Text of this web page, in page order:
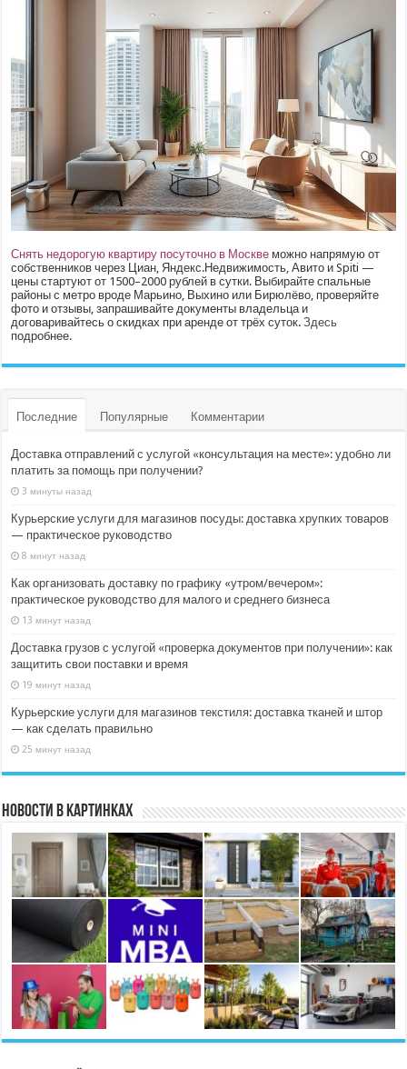
Снять недорогую квартиру посуточно в Москве можно напрямую от
собственников через Циан, Яндекс.Недвижимость, Авито и Spiti —
цены стартуют от 1500–2000 рублей в сутки. Выбирайте спальные
районы с метро вроде Марьино, Выхино или Бирюлёво, проверяйте
фото и отзывы, запрашивайте документы владельца и
договаривайтесь о скидках при аренде от трёх суток.Здесь
подробнее.
Последние Популярные Комментарии
Доставка отправлений с услугой «консультация на месте»: удобно ли
платить за помощь при получении?
3 минуты назад
Курьерские услуги для магазинов посуды: доставка хрупких товаров
— практическое руководство
8 минут назад
Как организовать доставку по графику «утром/вечером»:
практическое руководство для малого и среднего бизнеса
13 минут назад
Доставка грузов с услугой «проверка документов при получении»: как
защитить свои поставки и время
19 минут назад
Курьерские услуги для магазинов текстиля: доставка тканей и штор
— как сделать правильно
25 минут назад
Новости в картинках